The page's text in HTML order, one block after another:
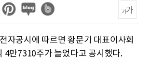
자공시에 따르면 황문기 대표이사회
4만7310주가 늘었다고 공시했다.